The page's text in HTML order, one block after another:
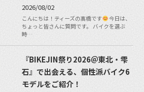
2026/08/02
こんにちは！ティーズの髙橋です
今日は、
ちょっと皆さんに質問です。 バイクを選ぶ
時…
『BIKEJIN祭り2026＠東北・雫
石』で出会える、個性派バイク6
モデルをご紹介！